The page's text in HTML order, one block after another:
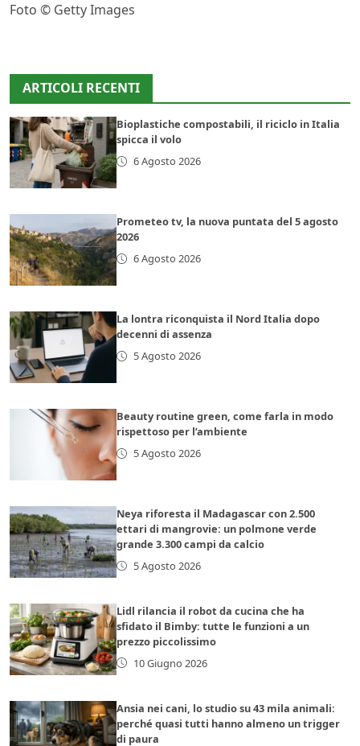
Foto © Getty Images
ARTICOLI RECENTI
Bioplastiche compostabili, il riciclo in Italia
spicca il volo
6 Agosto 2026
Prometeo tv, la nuova puntata del 5 agosto
2026
6 Agosto 2026
La lontra riconquista il Nord Italia dopo
decenni di assenza
5 Agosto 2026
Beauty routine green, come farla in modo
rispettoso per l’ambiente
5 Agosto 2026
Neya riforesta il Madagascar con 2.500
ettari di mangrovie: un polmone verde
grande 3.300 campi da calcio
5 Agosto 2026
Lidl rilancia il robot da cucina che ha
sfidato il Bimby: tutte le funzioni a un
prezzo piccolissimo
10 Giugno 2026
Ansia nei cani, lo studio su 43 mila animali:
perché quasi tutti hanno almeno un trigger
di paura